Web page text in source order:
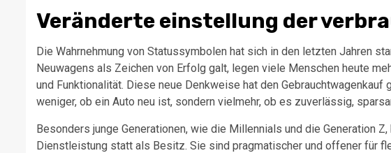
Veränderte einstellung der
Die Wahrnehmung von Statussymbolen hat sich in den letzten Jahren
Neuwagens als Zeichen von Erfolg galt, legen viele Menschen heute
und Funktionalität. Diese neue Denkweise hat den
weniger, ob ein Auto neu ist, sondern vielmehr, ob es zuverlässig,
Besonders junge Generationen, wie die Millennials und die Generation
Dienstleistung statt als Besitz. Sie sind pragmatischer und offener für